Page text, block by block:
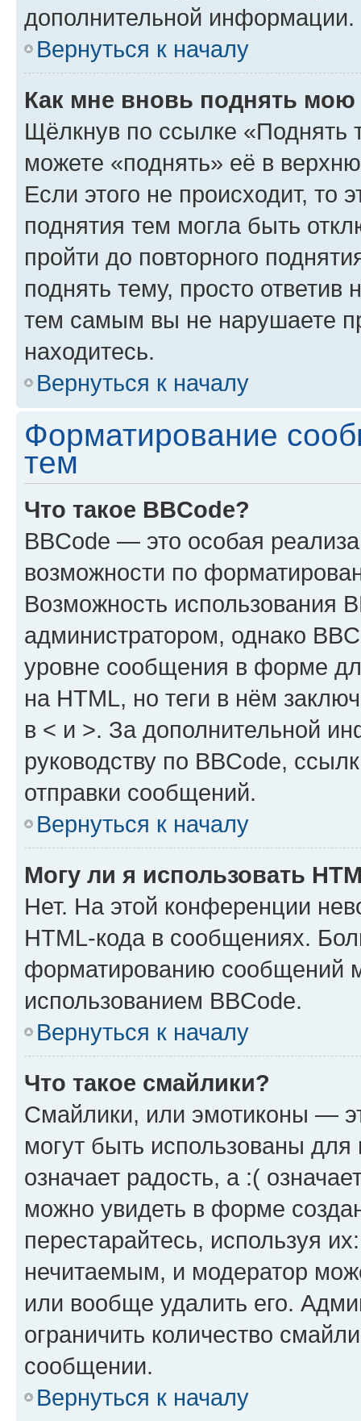
дополнительной информации.
Вернуться к началу
Как мне вновь поднять мою
Щёлкнув по ссылке «Поднять
можете «поднять» её в
Если этого не происходит, то
поднятия тем могла быть
пройти до повторного
поднять тему, просто ответив
тем самым вы не нарушаете
находитесь.
Вернуться к началу
Форматирование
тем
Что такое BBCode?
BBCode — это особая
возможности по
Возможность использования
администратором, однако
уровне сообщения в форме
на HTML, но теги в нём
в < и >. За дополнительной
руководству по BBCode,
отправки сообщений.
Вернуться к началу
Могу ли я использовать
Нет. На этой конференции
HTML-кода в сообщениях.
форматированию сообщений
использованием BBCode.
Вернуться к началу
Что такое смайлики?
Смайлики, или эмотиконы —
могут быть использованы
означает радость, а :(
можно увидеть в форме
перестарайтесь, используя
нечитаемым, и модератор
или вообще удалить его.
ограничить количество
сообщении.
Вернуться к началу